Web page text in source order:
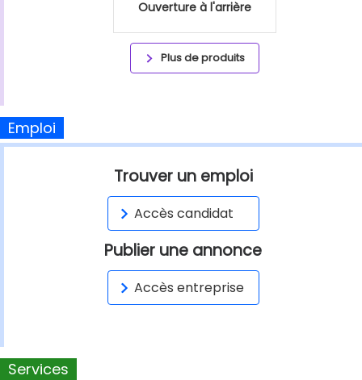
Ouverture à l'arrière
Plus de produits
Emploi
Trouver un emploi
Accès candidat
Publier une annonce
Accès entreprise
Services